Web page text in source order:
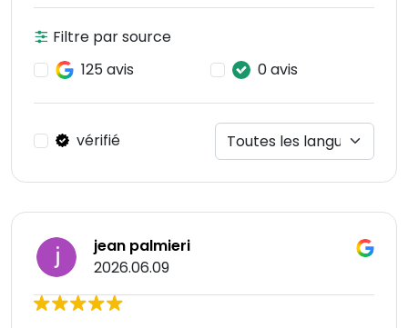
Filtre par source
125 avis
0 avis
vérifié
jean palmieri
2026.06.09